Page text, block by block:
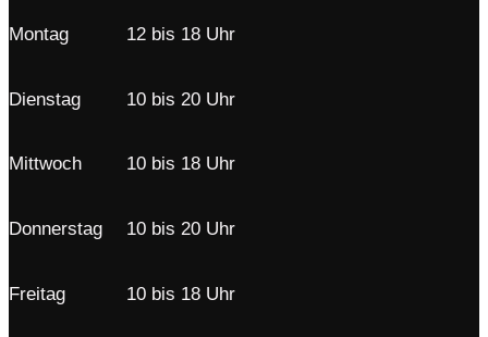
Montag 12 bis 18 Uhr
Dienstag 10 bis 20 Uhr
Mittwoch 10 bis 18 Uhr
Donnerstag 10 bis 20 Uhr
Freitag 10 bis 18 Uhr